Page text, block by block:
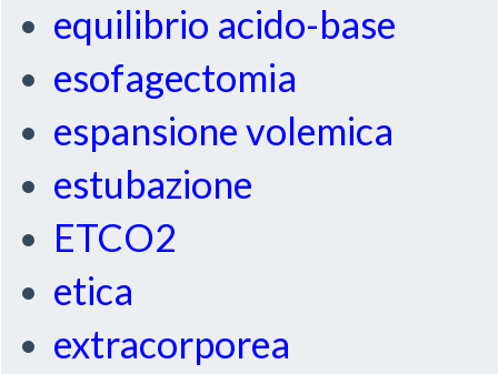
equilibrio acido-base
esofagectomia
espansione volemica
estubazione
ETCO2
etica
extracorporea